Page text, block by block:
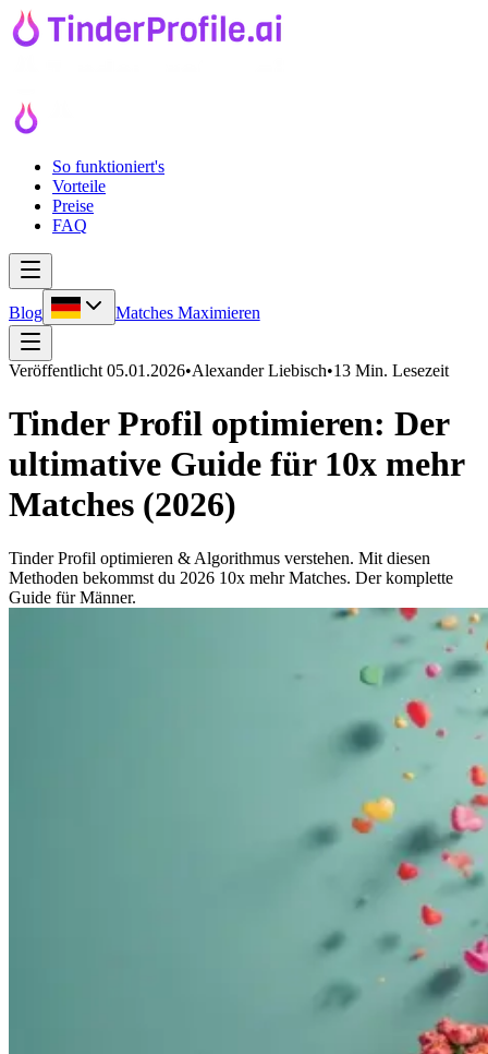
So funktioniert's
Vorteile
Preise
FAQ
Blog Matches Maximieren
Veröffentlicht 05.01.2026•Alexander Liebisch•13 Min. Lesezeit
Tinder Profil optimieren: Der
ultimative Guide für 10x mehr
Matches (2026)
Tinder Profil optimieren & Algorithmus verstehen. Mit diesen
Methoden bekommst du 2026 10x mehr Matches. Der komplette
Guide für Männer.